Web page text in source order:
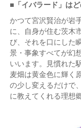
■「イバラード」は
かつて宮沢賢治が岩
に、自身が住む茨木
び、それを口にした
景・事象すべてが幻
いいます。見慣れた
麦畑は黄金色に輝く
の少し変えるだけで
に教えてくれる理想